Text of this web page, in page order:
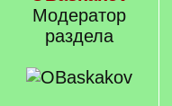
Модератор
раздела